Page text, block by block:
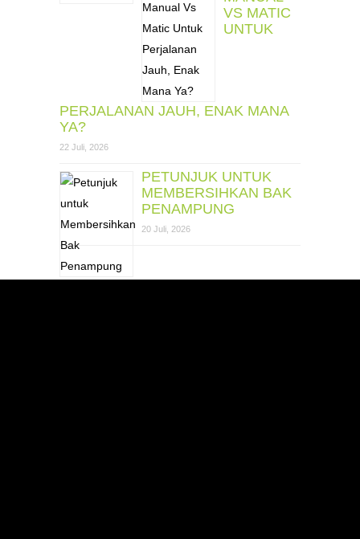
VS MATIC
UNTUK
PERJALANAN JAUH, ENAK MANA
YA?
22 Juli, 2026
PETUNJUK UNTUK
MEMBERSIHKAN BAK
PENAMPUNG
20 Juli, 2026